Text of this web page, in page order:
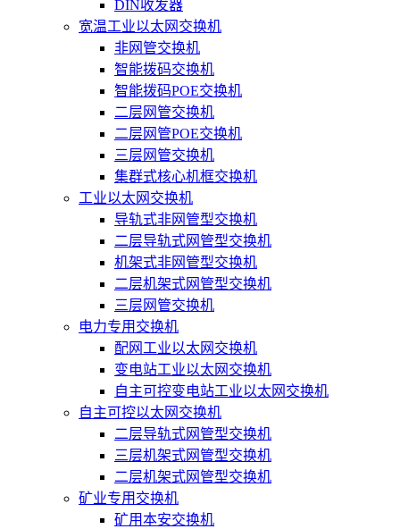
DIN收发器
宽温工业以太网交换机
非网管交换机
智能拨码交换机
智能拨码POE交换机
二层网管交换机
二层网管POE交换机
三层网管交换机
集群式核心机框交换机
工业以太网交换机
导轨式非网管型交换机
二层导轨式网管型交换机
机架式非网管型交换机
二层机架式网管型交换机
三层网管交换机
电力专用交换机
配网工业以太网交换机
变电站工业以太网交换机
自主可控变电站工业以太网交换机
自主可控以太网交换机
二层导轨式网管型交换机
三层机架式网管型交换机
二层机架式网管型交换机
矿业专用交换机
矿用本安交换机